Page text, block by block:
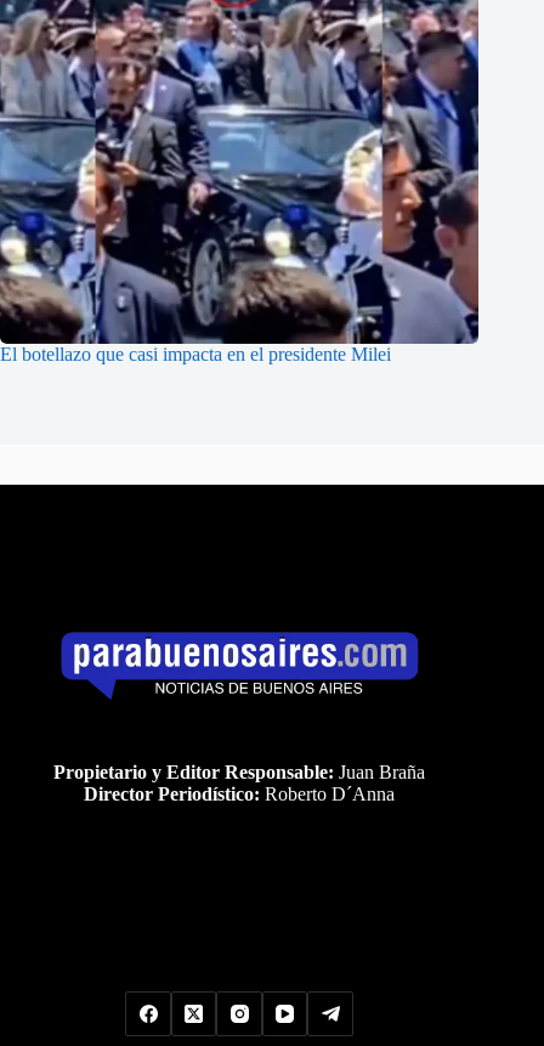
El botellazo que casi impacta en el presidente Milei
Propietario y Editor Responsable: Juan Braña
Director Periodístico: Roberto D´Anna